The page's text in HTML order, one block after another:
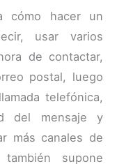
cómo hacer un
usar varios
de contactar,
postal, luego
telefónica,
del mensaje y
más canales de
supone